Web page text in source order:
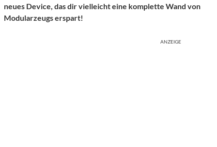
neues Device, das dir vielleicht eine komplette Wand von
Modularzeugs erspart!
ANZEIGE